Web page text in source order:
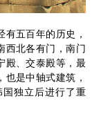
五百年的历史，
西北各有门，南门
殿、交泰殿等，最
是中轴式建筑，
独立后进行了重